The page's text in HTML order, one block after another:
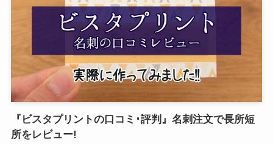
『ビスタプリントの口コミ･評判』名刺注文で長所短
所をレビュー!